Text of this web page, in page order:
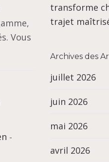
Vous
-
transforme
trajet
Archives des
juillet 2026
juin 2026
mai 2026
avril 2026